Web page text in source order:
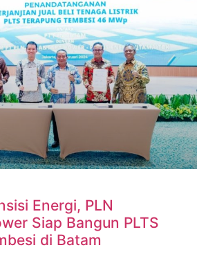
Energi, PLN
Siap Bangun PLTS
di Batam